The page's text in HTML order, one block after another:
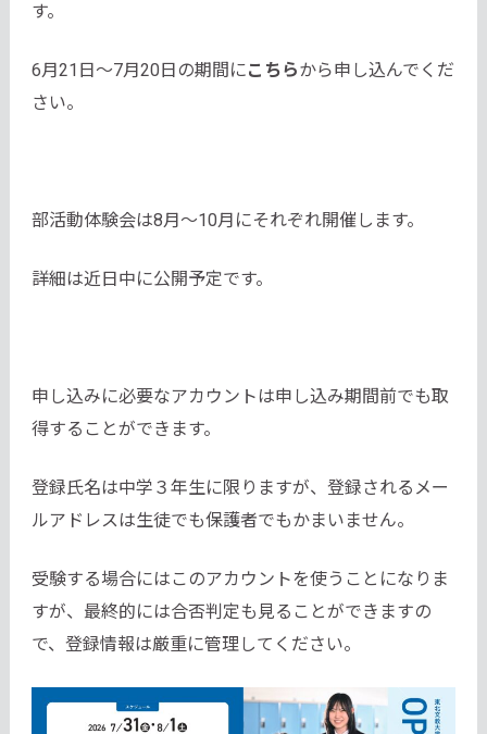
す。
6月21日～7月20日の期間にこちらから申し込んでくだ
さい。
部活動体験会は8月～10月にそれぞれ開催します。
詳細は近日中に公開予定です。
申し込みに必要なアカウントは申し込み期間前でも取
得することができます。
登録氏名は中学３年生に限りますが、登録されるメー
ルアドレスは生徒でも保護者でもかまいません。
受験する場合にはこのアカウントを使うことになりま
すが、最終的には合否判定も見ることができますの
で、登録情報は厳重に管理してください。